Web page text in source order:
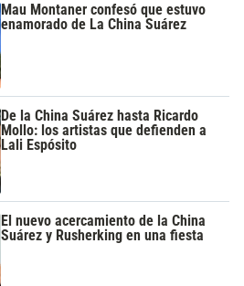
Mau Montaner confesó que estuvo
enamorado de La China Suárez
De la China Suárez hasta Ricardo
Mollo: los artistas que defienden a
Lali Espósito
El nuevo acercamiento de la China
Suárez y Rusherking en una fiesta